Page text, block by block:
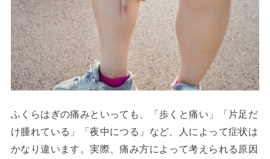
ふくらはぎの痛みといっても、「歩くと痛い」「片足だ
け腫れている」「夜中につる」など、人によって症状は
かなり違います。実際、痛み方によって考えられる原因